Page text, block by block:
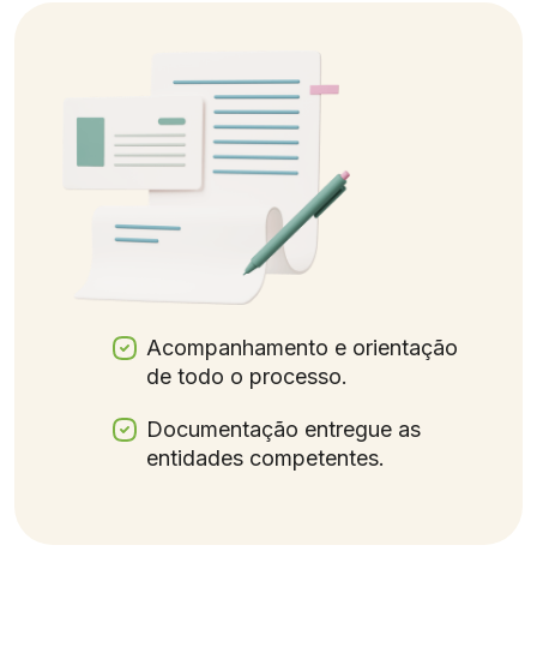
Acompanhamento e orientação
de todo o processo.
Documentação entregue as
entidades competentes.